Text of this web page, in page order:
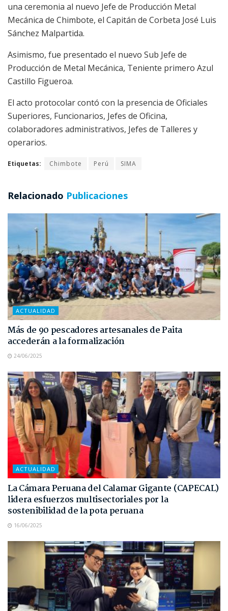
una ceremonia al nuevo Jefe de Producción Metal
Mecánica de Chimbote, el Capitán de Corbeta José Luis
Sánchez Malpartida.
Asimismo, fue presentado el nuevo Sub Jefe de
Producción de Metal Mecánica, Teniente primero Azul
Castillo Figueroa.
El acto protocolar contó con la presencia de Oficiales
Superiores, Funcionarios, Jefes de Oficina,
colaboradores administrativos, Jefes de Talleres y
operarios.
Etiquetas: Chimbote Perú SIMA
Relacionado Publicaciones
ACTUALIDAD
Más de 90 pescadores artesanales de Paita
accederán a la formalización
24/06/2025
ACTUALIDAD
La Cámara Peruana del Calamar Gigante (CAPECAL)
lidera esfuerzos multisectoriales por la
sostenibilidad de la pota peruana
16/06/2025